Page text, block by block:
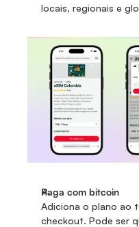
locais, regionais e
Paga com bitcoin
Adiciona o plano ao
checkout. Pode ser